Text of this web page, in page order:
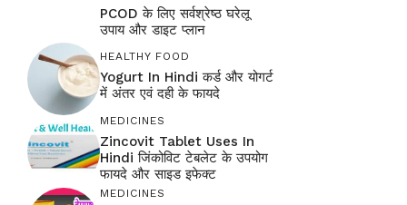
PCOD के लिए सर्वश्रेष्ठ घरेलू
उपाय और डाइट प्लान
HEALTHY FOOD
Yogurt In Hindi कर्ड और योगर्ट
में अंतर एवं दही के फायदे
MEDICINES
Zincovit Tablet Uses In
Hindi जिंकोविट टेबलेट के उपयोग
फायदे और साइड इफेक्ट
MEDICINES